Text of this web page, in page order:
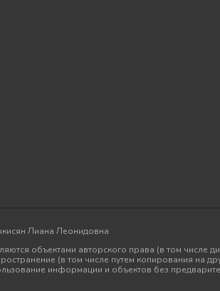
Лиана Леонидовна
объектами авторского права (в том числе
(в том числе путем копирования на
информации и объектов без